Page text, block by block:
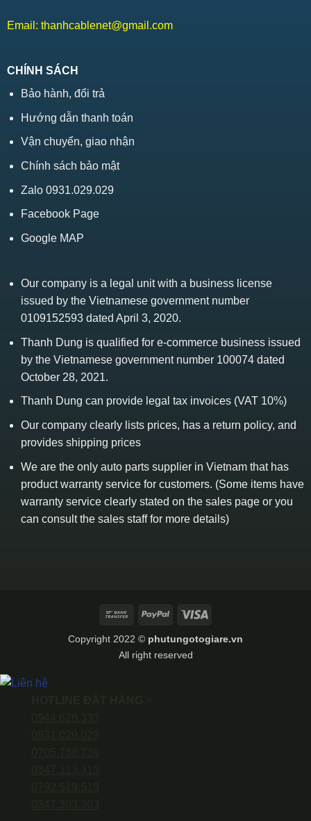
Email: thanhcablenet@gmail.com
CHÍNH SÁCH
Bảo hành, đổi trả
Hướng dẫn thanh toán
Vận chuyển, giao nhận
Chính sách bảo mật
Zalo 0931.029.029
Facebook Page
Google MAP
Our company is a legal unit with a business license
issued by the Vietnamese government number
0109152593 dated April 3, 2020.
Thanh Dung is qualified for e-commerce business issued
by the Vietnamese government number 100074 dated
October 28, 2021.
Thanh Dung can provide legal tax invoices (VAT 10%)
Our company clearly lists prices, has a return policy, and
provides shipping prices
We are the only auto parts supplier in Vietnam that has
product warranty service for customers. (Some items have
warranty service clearly stated on the sales page or you
can consult the sales staff for more details)
Bank
PayPal
Copyright 2022 © phutungotogiare.vn
All right reserved